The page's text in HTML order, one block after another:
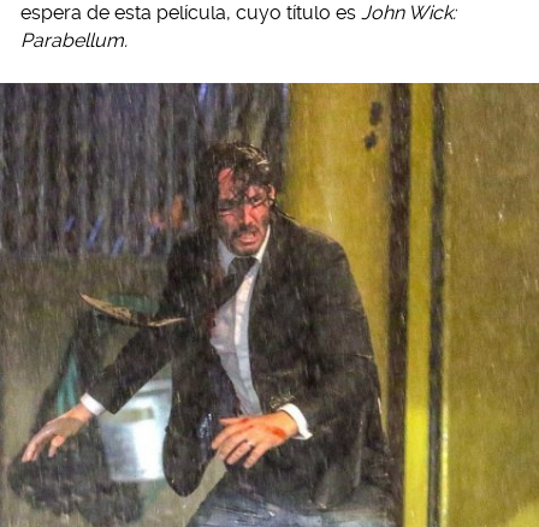
espera de esta película, cuyo título es John Wick:
Parabellum.